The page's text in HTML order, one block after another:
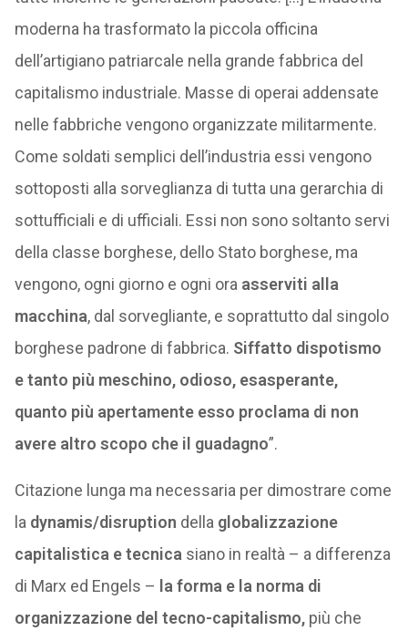
moderna ha trasformato la piccola officina
dell’artigiano patriarcale nella grande fabbrica del
capitalismo industriale. Masse di operai addensate
nelle fabbriche vengono organizzate militarmente.
Come soldati semplici dell’industria essi vengono
sottoposti alla sorveglianza di tutta una gerarchia di
sottufficiali e di ufficiali. Essi non sono soltanto servi
della classe borghese, dello Stato borghese, ma
vengono, ogni giorno e ogni ora asserviti alla
macchina, dal sorvegliante, e soprattutto dal singolo
borghese padrone di fabbrica. Siffatto dispotismo
e tanto più meschino, odioso, esasperante,
quanto più apertamente esso proclama di non
avere altro scopo che il guadagno”.
Citazione lunga ma necessaria per dimostrare come
la dynamis/disruption della globalizzazione
capitalistica e tecnica siano in realtà – a differenza
di Marx ed Engels – la forma e la norma di
organizzazione del tecno-capitalismo, più che